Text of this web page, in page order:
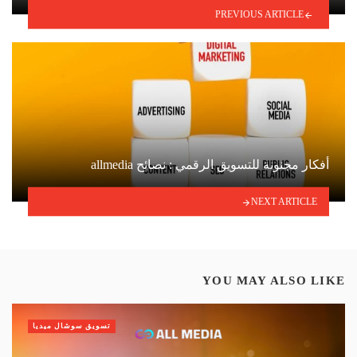
PREVIOUS ARTICLE
أفكار مجنونة للتسويق الرقمي : نصائح allmedia
NEXT ARTICLE
YOU MAY ALSO LIKE
تسويق سوشال ميديا